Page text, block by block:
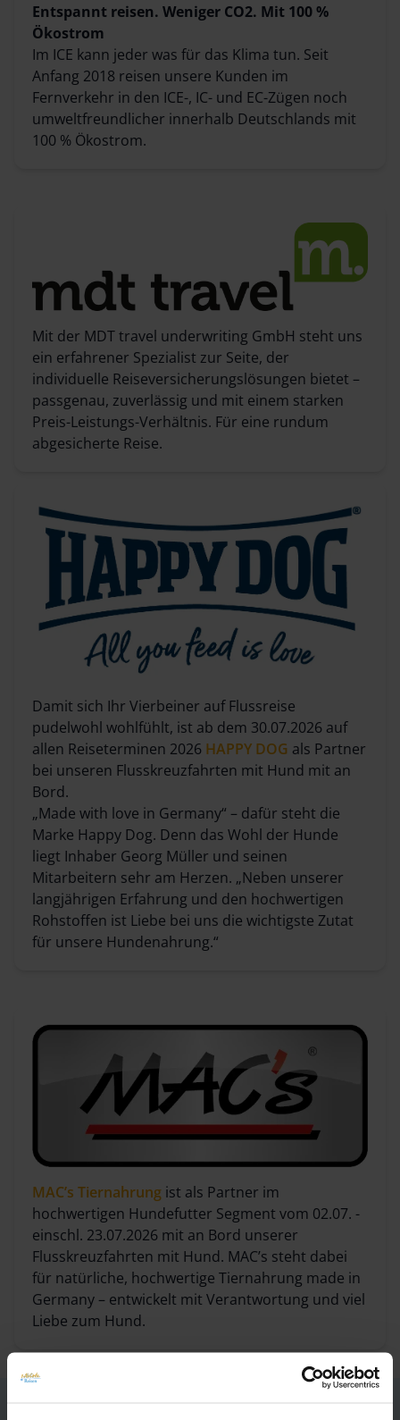
Entspannt reisen. Weniger CO2. Mit 100 %
Ökostrom
Im ICE kann jeder was für das Klima tun. Seit
Anfang 2018 reisen unsere Kunden im
Fernverkehr in den ICE-, IC- und EC-Zügen noch
umweltfreundlicher innerhalb Deutschlands mit
100 % Ökostrom.
Mit der MDT travel underwriting GmbH steht uns
ein erfahrener Spezialist zur Seite, der
individuelle Reiseversicherungslösungen bietet –
passgenau, zuverlässig und mit einem starken
Preis-Leistungs-Verhältnis. Für eine rundum
abgesicherte Reise.
Damit sich Ihr Vierbeiner auf Flussreise
pudelwohl wohlfühlt, ist ab dem 30.07.2026 auf
allen Reiseterminen 2026 HAPPY DOG als Partner
bei unseren Flusskreuzfahrten mit Hund mit an
Bord.
„Made with love in Germany“ – dafür steht die
Marke Happy Dog. Denn das Wohl der Hunde
liegt Inhaber Georg Müller und seinen
Mitarbeitern sehr am Herzen. „Neben unserer
langjährigen Erfahrung und den hochwertigen
Rohstoffen ist Liebe bei uns die wichtigste Zutat
für unsere Hundenahrung.“
MAC’s Tiernahrung ist als Partner im
hochwertigen Hundefutter Segment vom 02.07. -
einschl. 23.07.2026 mit an Bord unserer
Flusskreuzfahrten mit Hund. MAC’s steht dabei
für natürliche, hochwertige Tiernahrung made in
Germany – entwickelt mit Verantwortung und viel
Liebe zum Hund.